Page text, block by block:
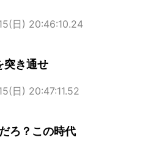
日) 20:46:10.24
突き通せ
日) 20:47:11.52
ろ？この時代